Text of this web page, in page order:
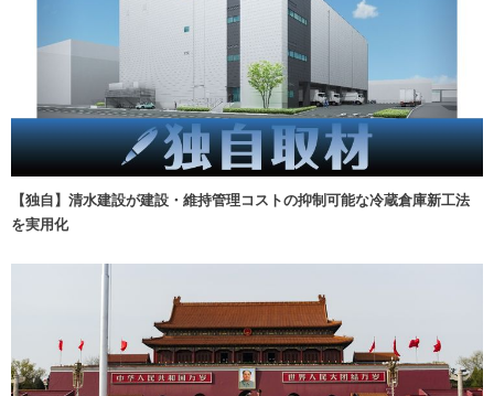
【独自】清水建設が建設・維持管理コストの抑制可能な冷蔵倉庫新工法
を実用化